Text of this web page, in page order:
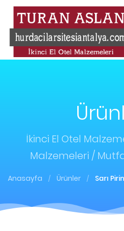
İkinci El Otel
Malzemeleri /
Anasayfa / Ürünler / Sarı